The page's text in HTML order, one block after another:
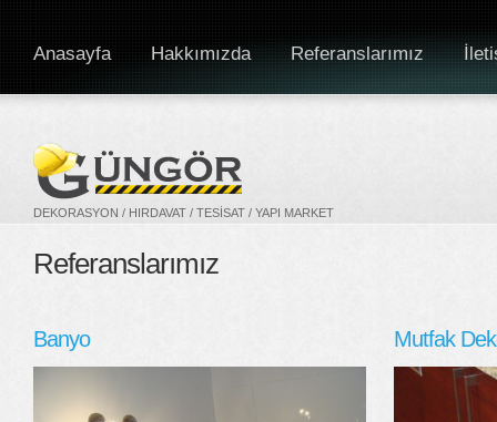
DEKORASYON / HIRDAVAT / TESISAT / YAPI MARKET
Anasayfa Hakkımızda Referanslarımız
Referanslarımız
Banyo Mutfak